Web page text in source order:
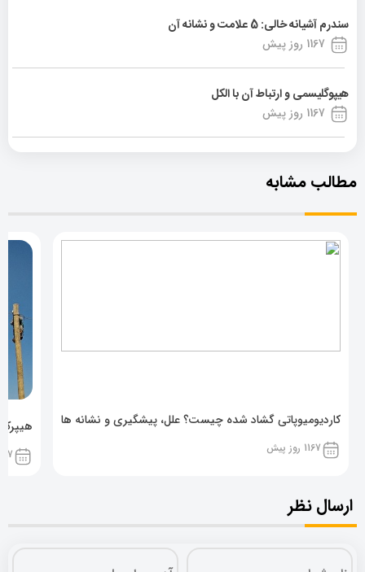
سندرم آشیانه خالی: 5 علامت و نشانه آن
1167 روز پیش
هیپوگلیسمی و ارتباط آن با الکل
1167 روز پیش
مطالب مشابه
کاردیومیوپاتی گشاد شده چیست؟ علل، پیشگیری و نشانه ها
1167 روز پیش 1167
ارسال نظر